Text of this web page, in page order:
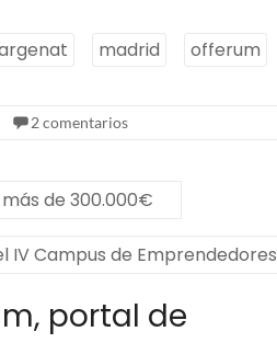
madrid offerum
2 comentarios
de 300.000€
Campus de Emprendedores
portal de